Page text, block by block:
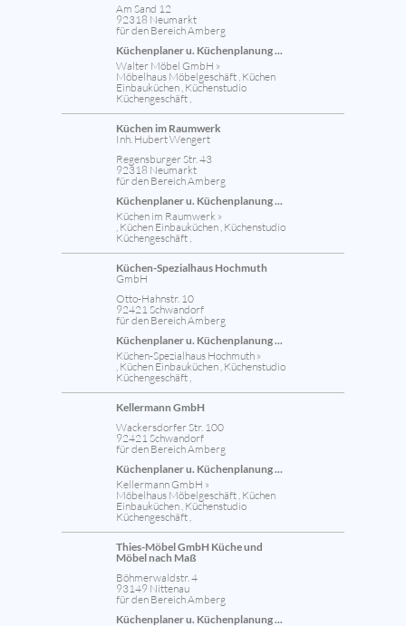
Am Sand 12
92318 Neumarkt
für den Bereich Amberg
Küchenplaner u. Küchenplanung ...
Walter Möbel GmbH »
Möbelhaus Möbelgeschäft , Küchen
Einbauküchen , Küchenstudio
Küchengeschäft ,
Küchen im Raumwerk
Inh. Hubert Wengert
Regensburger Str. 43
92318 Neumarkt
für den Bereich Amberg
Küchenplaner u. Küchenplanung ...
Küchen im Raumwerk »
, Küchen Einbauküchen , Küchenstudio
Küchengeschäft ,
Küchen-Spezialhaus Hochmuth
GmbH
Otto-Hahnstr. 10
92421 Schwandorf
für den Bereich Amberg
Küchenplaner u. Küchenplanung ...
Küchen-Spezialhaus Hochmuth »
, Küchen Einbauküchen , Küchenstudio
Küchengeschäft ,
Kellermann GmbH
Wackersdorfer Str. 100
92421 Schwandorf
für den Bereich Amberg
Küchenplaner u. Küchenplanung ...
Kellermann GmbH »
Möbelhaus Möbelgeschäft , Küchen
Einbauküchen , Küchenstudio
Küchengeschäft ,
Thies-Möbel GmbH Küche und
Möbel nach Maß
Böhmerwaldstr. 4
93149 Nittenau
für den Bereich Amberg
Küchenplaner u. Küchenplanung ...